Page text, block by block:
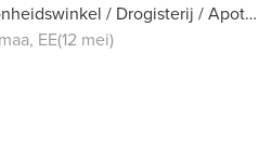
(Schoonheidswinkel / Drogisterij / Apotheek)
EE(12 mei)